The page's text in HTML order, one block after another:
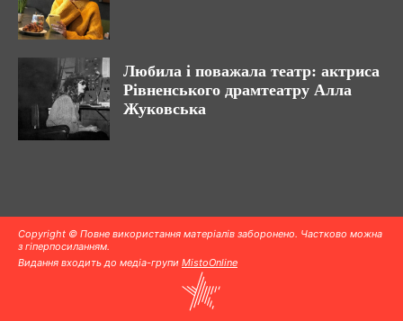
Любила і поважала театр: актриса
Рівненського драмтеатру Алла
Жуковська
Copyright © Повне використання матеріалів заборонено. Частково можна
з гіперпосиланням.
Видання входить до медіа-групи MistoOnline